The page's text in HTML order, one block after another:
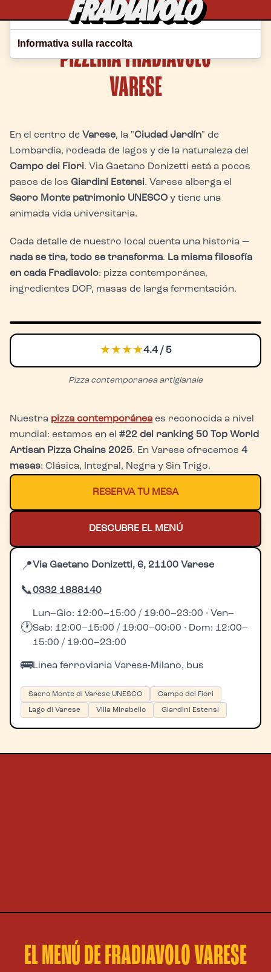
Home
Varese
PIZZERIA FRADIAVOLO
VARESE
En el centro de Varese, la "Ciudad Jardín" de
Lombardía, rodeada de lagos y de la naturaleza del
Campo dei Fiori. Via Gaetano Donizetti está a pocos
pasos de los Giardini Estensi. Varese alberga el
Sacro Monte patrimonio UNESCO y tiene una
animada vida universitaria.
Cada detalle de nuestro local cuenta una historia —
nada se tira, todo se transforma. La misma filosofía
en cada Fradiavolo: pizza contemporánea,
ingredientes DOP, masas de larga fermentación.
★★★★4.4 / 5
Pizza contemporanea artigianale
Nuestra pizza contemporánea es reconocida a nivel
mundial: estamos en el #22 del ranking 50 Top World
Artisan Pizza Chains 2025. En Varese ofrecemos 4
masas: Clásica, Integral, Negra y Sin Trigo.
RESERVA TU MESA
DESCUBRE EL MENÚ
📍Via Gaetano Donizetti, 6, 21100 Varese
📞0332 1888140
🕐
Lun–Gio: 12:00–15:00 / 19:00–23:00 · Ven–
Sab: 12:00–15:00 / 19:00–00:00 · Dom: 12:00–
15:00 / 19:00–23:00
🚌Linea ferroviaria Varese-Milano, bus
Sacro Monte di Varese UNESCO Campo dei Fiori
Lago di Varese Villa Mirabello Giardini Estensi
EL MENÚ DE FRADIAVOLO VARESE
Le tue preferenze relative alla privacy
Informativa sulla raccolta